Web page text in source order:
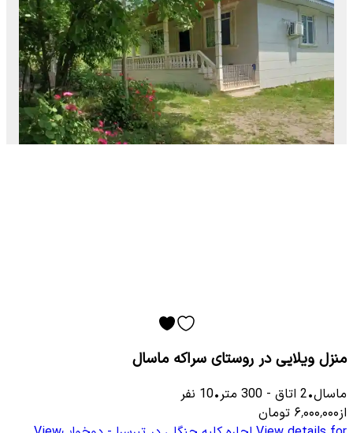
منزل ویلایی در روستای سراکه ماسال
ماسال•
2 اتاق -
300 متر•
10 نفر
از۶٬۰۰۰٬۰۰۰ تومان